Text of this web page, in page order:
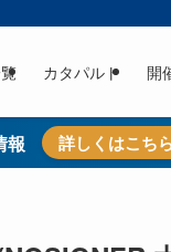
カタパルト 開
報 詳しくはこち